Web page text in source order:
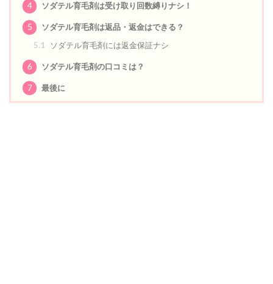
4 ソダテル育毛剤は受け取り回数縛りナシ！
5
ソダテル育毛剤は返品・返金はできる？
5.1
ソダテル育毛剤には返金保証ナシ
6 ソダテル育毛剤の口コミは？
7 最後に